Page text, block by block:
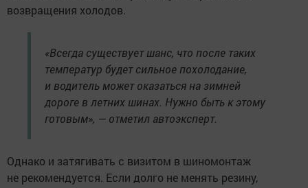
возвращения холодов.
«Всегда существует шанс, что после таких
температур будет сильное похолодание,
и водитель может оказаться на зимней
дороге в летних шинах. Нужно быть к этому
готовым», — отметил автоэксперт.
Однако и затягивать с визитом в шиномонтаж
не рекомендуется. Если долго не менять резину,